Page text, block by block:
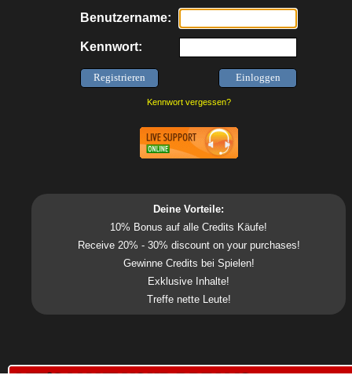
Benutzername:
Kennwort:
Kennwort vergessen?
Deine Vorteile:
10% Bonus auf alle Credits Käufe!
Receive 20% - 30% discount on your purchases!
Gewinne Credits bei Spielen!
Exklusive Inhalte!
Treffe nette Leute!